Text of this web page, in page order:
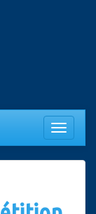
Afficher/
la